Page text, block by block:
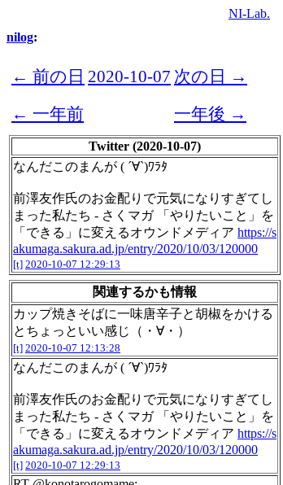
NI-Lab.
nilog:
← 前の日 2020-10-07 次の日 →
← 一年前
一年後 →
Twitter (2020-10-07)
なんだこのまんが ( ´∀`)ﾜﾗﾀ
前澤友作氏のお金配りで元気になりすぎてし
まった私たち - さくマガ 「やりたいこと」を
「できる」に変えるオウンドメディア https://s
akumaga.sakura.ad.jp/entry/2020/10/03/120000
[t] 2020-10-07 12:29:13
関連するかも情報
カップ焼きそばに一味唐辛子と胡椒をかける
とちょっといい感じ（・∀・）
[t] 2020-10-07 12:13:28
なんだこのまんが ( ´∀`)ﾜﾗﾀ
前澤友作氏のお金配りで元気になりすぎてし
まった私たち - さくマガ 「やりたいこと」を
「できる」に変えるオウンドメディア https://s
akumaga.sakura.ad.jp/entry/2020/10/03/120000
[t] 2020-10-07 12:29:13